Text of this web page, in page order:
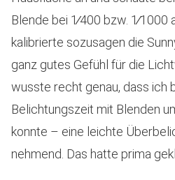
Blende bei 1∕400 bzw.
kalibrierte sozusagen die
ganz gutes Gefühl für die
wusste recht genau, dass ich
Belichtungszeit mit Blenden
konnte – eine leichte
nehmend. Das hatte prima